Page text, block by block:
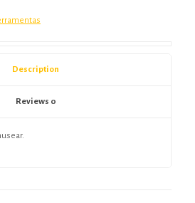
Description
Reviews 0